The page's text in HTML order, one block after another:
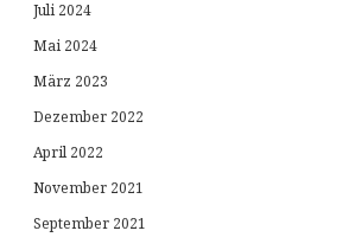
Juli 2024
Mai 2024
März 2023
Dezember 2022
April 2022
November 2021
September 2021